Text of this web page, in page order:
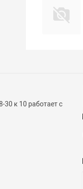
30 к 10 работает с